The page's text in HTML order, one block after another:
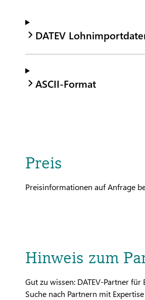
DATEV
ASCII-Format
Preis
Preisinformationen auf Anfrage
Hinweis zum
Gut zu wissen: DATEV-Partner
Suche nach Partnern mit